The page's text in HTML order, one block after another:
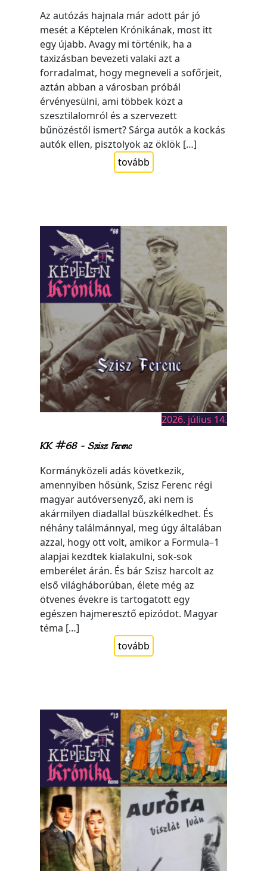
Az autózás hajnala már adott pár jó
mesét a Képtelen Krónikának, most itt
egy újabb. Avagy mi történik, ha a
taxizásban bevezeti valaki azt a
forradalmat, hogy megneveli a sofőrjeit,
aztán abban a városban próbál
érvényesülni, ami többek közt a
szesztilalomról és a szervezett
bűnözéstől ismert? Sárga autók a kockás
autók ellen, pisztolyok az öklök […]
tovább
2026. július 14.
KK #68 – Szisz Ferenc
Kormányközeli adás következik,
amennyiben hősünk, Szisz Ferenc régi
magyar autóversenyző, aki nem is
akármilyen diadallal büszkélkedhet. És
néhány találmánnyal, meg úgy általában
azzal, hogy ott volt, amikor a Formula–1
alapjai kezdtek kialakulni, sok-sok
emberélet árán. És bár Szisz harcolt az
első világháborúban, élete még az
ötvenes évekre is tartogatott egy
egészen hajmeresztő epizódot. Magyar
téma […]
tovább